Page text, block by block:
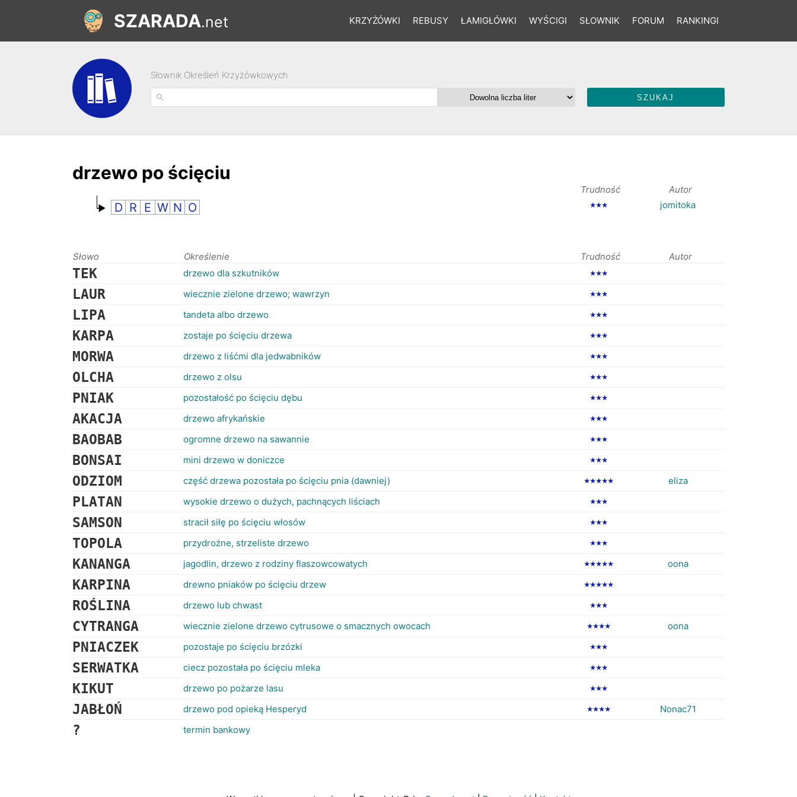
KRZYŻÓWKI REBUSY ŁAMIGŁÓWKI WYŚCIGI SŁOWNIK FORUM RANKINGI
SZARADA.net
Słownik Określeń Krzyżówkowych
drzewo po ścięciu
Trudność Autor
D R E W N O ★★★ jomitoka
Słowo Określenie Trudność Autor
TEK drzewo dla szkutników ★★★
LAUR wiecznie zielone drzewo; wawrzyn ★★★
LIPA tandeta albo drzewo ★★★
KARPA zostaje po ścięciu drzewa ★★★
MORWA drzewo z liśćmi dla jedwabników ★★★
OLCHA drzewo z olsu ★★★
PNIAK pozostałość po ścięciu dębu ★★★
AKACJA drzewo afrykańskie ★★★
BAOBAB ogromne drzewo na sawannie ★★★
BONSAI mini drzewo w doniczce ★★★
ODZIOM część drzewa pozostała po ścięciu pnia (dawniej) ★★★★★ eliza
PLATAN wysokie drzewo o dużych, pachnących liściach ★★★
SAMSON stracił siłę po ścięciu włosów ★★★
TOPOLA przydrożne, strzeliste drzewo ★★★
KANANGA jagodlin, drzewo z rodziny flaszowcowatych ★★★★★ oona
KARPINA drewno pniaków po ścięciu drzew ★★★★★
ROŚLINA drzewo lub chwast ★★★
CYTRANGA wiecznie zielone drzewo cytrusowe o smacznych owocach ★★★★ oona
PNIACZEK pozostaje po ścięciu brzózki ★★★
SERWATKA ciecz pozostała po ścięciu mleka ★★★
KIKUT drzewo po pożarze lasu ★★★
JABŁOŃ drzewo pod opieką Hesperyd ★★★★ Nonac71
? termin bankowy